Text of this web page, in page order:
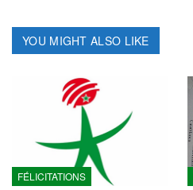
YOU MIGHT ALSO LIKE
FÉLICITATIONS